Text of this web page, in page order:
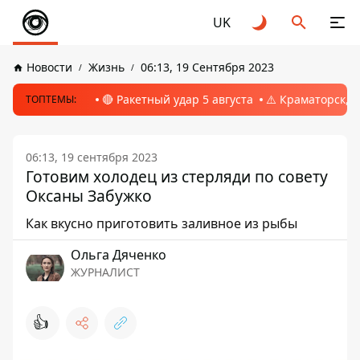
UK
Новости Жизнь 06:13, 19 Сентября 2023
ТОПТЕМЫ: 🔴 Ракетный удар 5 августа ⚠️ Краматорск,
06:13, 19 сентября 2023
Готовим холодец из стерляди по совету
Оксаны Забужко
Как вкусно приготовить заливное из рыбы
Ольга Дяченко
ЖУРНАЛИСТ
👍